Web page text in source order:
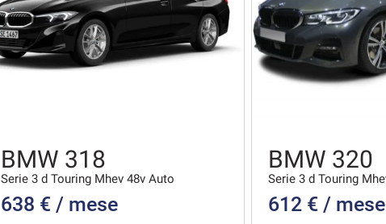
BMW 318
Serie 3 d Touring Mhev 48v Auto
638 € / mese
BMW 320
612 € / mese